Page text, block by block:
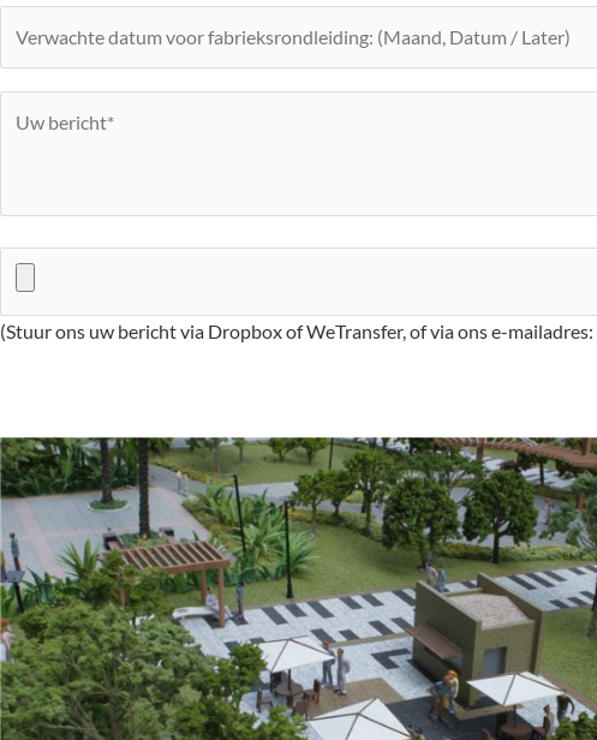
(Stuur ons uw bericht via Dropbox of WeTransfer, of via ons e-mailadres: